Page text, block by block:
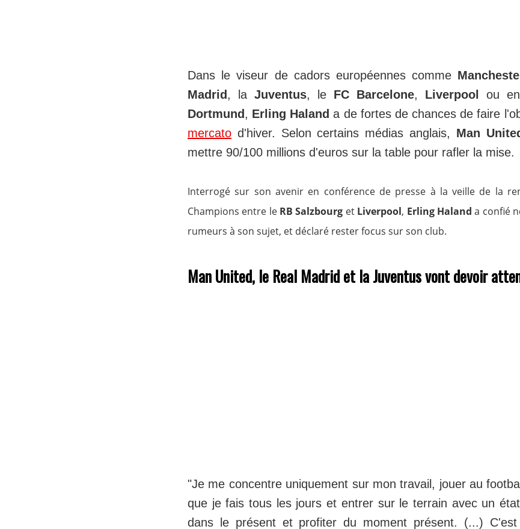
Dans le viseur de cadors européennes comme
Madrid , la Juventus, le FC Barcelone, Liverpool ou
Dortmund , Erling Haland a de fortes de chances de faire
mercato d'hiver. Selon certains médias anglais, Man
mettre 90/100 millions d'euros sur la table pour rafler la mise.
Interrogé sur son avenir en conférence de presse à la veille de la
Champions entre le RB Salzbourg et Liverpool, Erling Haland a confié
rumeurs à son sujet, et déclaré rester focus sur son club.
Man United, le Real Madrid et la Juventus vont devoir
"Je me concentre uniquement sur mon travail, jouer au
que je fais tous les jours et entrer sur le terrain avec un
dans le présent et profiter du moment présent. (...)